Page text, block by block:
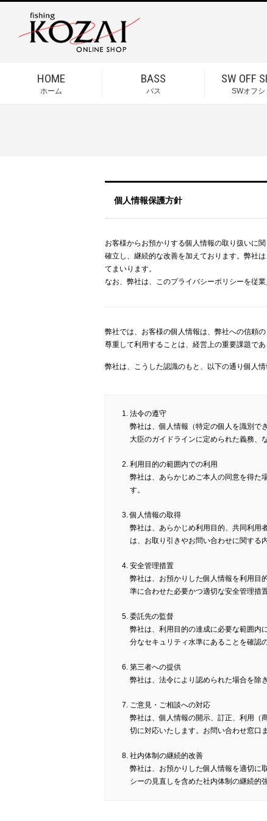
HOME
ホーム
BASS
バス
SW OFF
SWオフシ
個人情報保護方針
お客様からお預かりする個人情報の取り扱いに
確立し、継続的な改善を加えております。弊社
てまいります。
なお、弊社は、このプライバシーポリシーを従
弊社では、お客様の個人情報は、弊社への信頼
尊重して利用することは、経営上の重要課題であ
弊社は、こうした認識のもと、以下の通り個人
法令の遵守
弊社は、個人情報（特定の個人を識別で
大臣のガイドラインに定められた義務、
利用目的の範囲内での利用
弊社は、あらかじめご本人の同意を得た
す。
個人情報の取得
弊社は、あらかじめ利用目的、共同利用
は、お取り引きやお問い合わせに関する
安全管理措置
弊社は、お預かりした個人情報を利用目
準に合わせた必要かつ適切な安全管理措
委託先の監督
弊社は、利用目的の達成に必要な範囲内
分なセキュリティ水準にあることを確認
第三者への提供
弊社は、法令により認められた場合を除
ご意見・ご相談への対応
弊社は、個人情報の開示、訂正、利用（
切に対応いたします。お問い合わせ窓口
社内体制の継続的改善
弊社は、お預かりした個人情報を適切に
シーの見直しを含めた社内体制の継続的